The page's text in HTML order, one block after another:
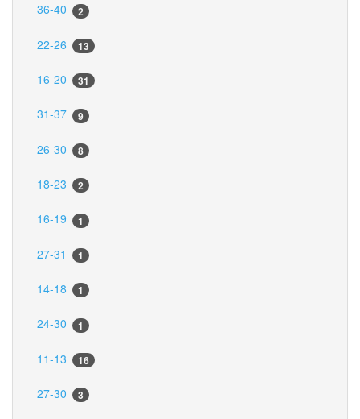
36-40 2
22-26 13
16-20 31
31-37 9
26-30 8
18-23 2
16-19 1
27-31 1
14-18 1
24-30 1
11-13 16
27-30 3